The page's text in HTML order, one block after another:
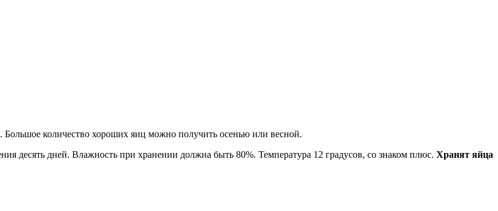
Большое количество хороших яиц можно получить осенью или весной.
десять дней. Влажность при хранении должна быть 80%. Температура 12 градусов, со знаком плюс. Хранят яйца